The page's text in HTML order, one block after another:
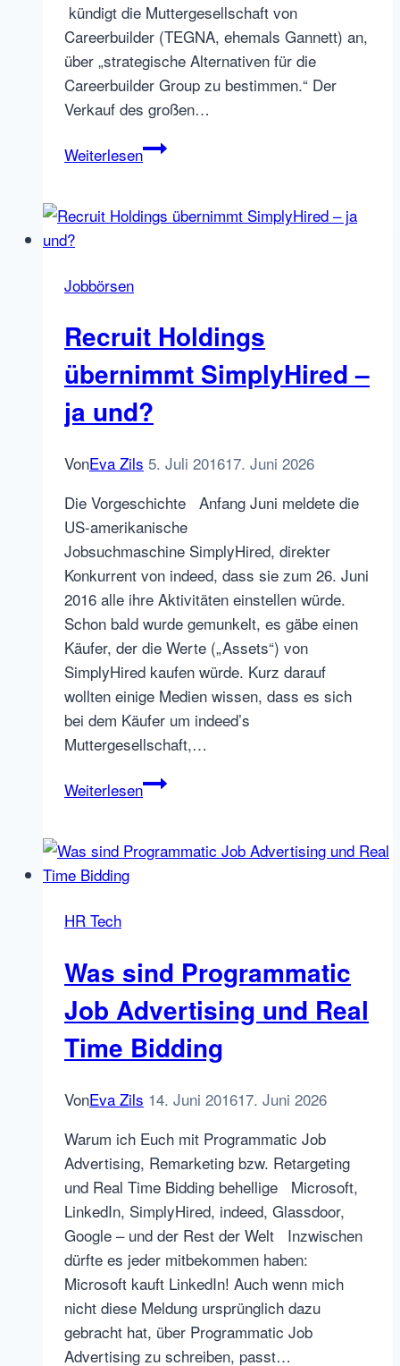
kündigt die Muttergesellschaft von
Careerbuilder (TEGNA, ehemals Gannett) an,
über „strategische Alternativen für die
Careerbuilder Group zu bestimmen.“ Der
Verkauf des großen…
WeiterlesenOn
und
unabhängigen
Jobbörsen
in
Sicht?
Jobbörsen
Recruit Holdings
übernimmt SimplyHired –
ja und?
VonEva Zils 5. Juli 201617. Juni 2026
Die Vorgeschichte Anfang Juni meldete die
US-amerikanische
Jobsuchmaschine SimplyHired, direkter
Konkurrent von indeed, dass sie zum 26. Juni
2016 alle ihre Aktivitäten einstellen würde.
Schon bald wurde gemunkelt, es gäbe einen
Käufer, der die Werte („Assets“) von
SimplyHired kaufen würde. Kurz darauf
wollten einige Medien wissen, dass es sich
bei dem Käufer um indeed’s
Muttergesellschaft,…
WeiterlesenRecruit
SimplyHired
HR Tech
Was sind Programmatic
Job Advertising und Real
Time Bidding
VonEva Zils 14. Juni 201617. Juni 2026
Warum ich Euch mit Programmatic Job
Advertising, Remarketing bzw. Retargeting
und Real Time Bidding behellige Microsoft,
LinkedIn, SimplyHired, indeed, Glassdoor,
Google – und der Rest der Welt Inzwischen
dürfte es jeder mitbekommen haben:
Microsoft kauft LinkedIn! Auch wenn mich
nicht diese Meldung ursprünglich dazu
gebracht hat, über Programmatic Job
Advertising zu schreiben, passt…